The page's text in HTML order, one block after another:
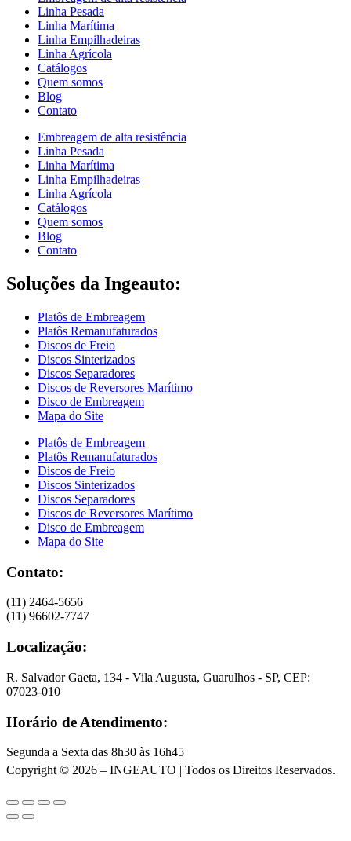
Linha Pesada
Linha Marítima
Linha Empilhadeiras
Linha Agrícola
Catálogos
Quem somos
Blog
Contato
Embreagem de alta resistência
Linha Pesada
Linha Marítima
Linha Empilhadeiras
Linha Agrícola
Catálogos
Quem somos
Blog
Contato
Soluções da Ingeauto:
Platôs de Embreagem
Platôs Remanufaturados
Discos de Freio
Discos Sinterizados
Discos Separadores
Discos de Reversores Marítimo
Disco de Embreagem
Mapa do Site
Platôs de Embreagem
Platôs Remanufaturados
Discos de Freio
Discos Sinterizados
Discos Separadores
Discos de Reversores Marítimo
Disco de Embreagem
Mapa do Site
Contato:
(11) 2464-5656
(11) 96602-7747
Localização:
R. Salvador Gaeta, 134 - Vila Augusta, Guarulhos - SP, CEP:
07023-010
Horário de Atendimento:
Segunda a Sexta das 8h30 às 16h45
Copyright © 2026 – INGEAUTO | Todos os Direitos Reservados.